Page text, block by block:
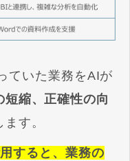
ていた業務をAIが
短縮、正確性の向
ます。
すると、業務の